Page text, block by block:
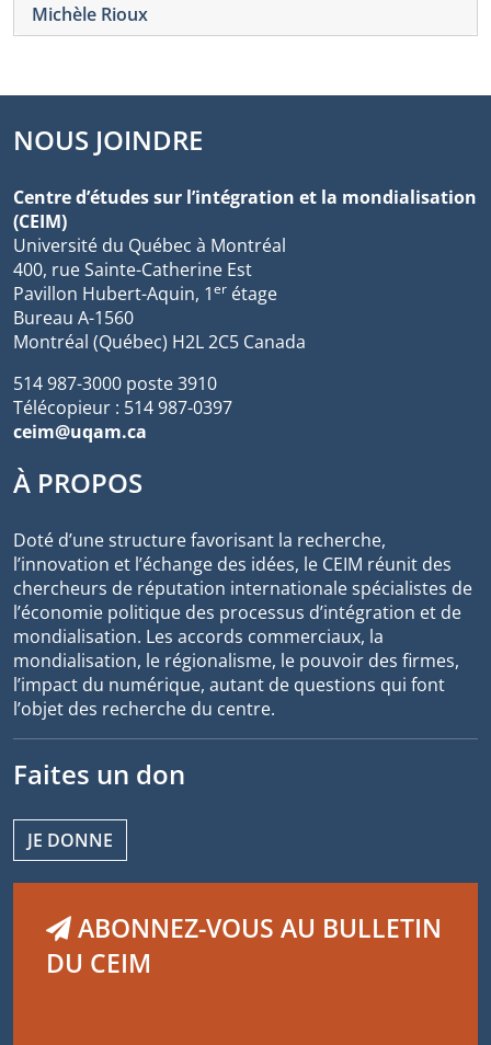
Michèle Rioux
NOUS JOINDRE
Centre d’études sur l’intégration et la mondialisation
(CEIM)
Université du Québec à Montréal
400, rue Sainte-Catherine Est
Pavillon Hubert-Aquin, 1er étage
Bureau A-1560
Montréal (Québec) H2L 2C5 Canada
514 987-3000 poste 3910
Télécopieur : 514 987-0397
ceim@uqam.ca
À PROPOS
Doté d’une structure favorisant la recherche,
l’innovation et l’échange des idées, le CEIM réunit des
chercheurs de réputation internationale spécialistes de
l’économie politique des processus d’intégration et de
mondialisation. Les accords commerciaux, la
mondialisation, le régionalisme, le pouvoir des firmes,
l’impact du numérique, autant de questions qui font
l’objet des recherche du centre.
Faites un don
JE DONNE
ABONNEZ-VOUS AU BULLETIN
DU CEIM